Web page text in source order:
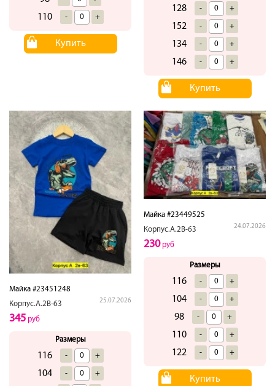
110 - +
Купить
128 - +
152 - +
134 - +
146 - +
Купить
Майка #23451248
Корпус.А.2В-63
25.07.2026
345 руб
Размеры
116 - +
104 - +
Майка #23449525
Корпус.А.2В-63
24.07.2026
230руб
Размеры
116 - +
104 - +
98 - +
110 - +
122 - +
Купить